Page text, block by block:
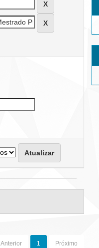
Anterior 1 Próximo